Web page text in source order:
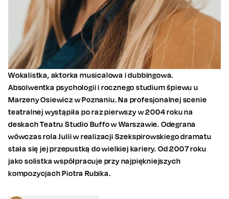
Wokalistka, aktorka musicalowa i dubbingowa.
Absolwentka psychologii i rocznego studium śpiewu u
Marzeny Osiewicz w Poznaniu. Na profesjonalnej scenie
teatralnej wystąpiła po raz pierwszy w 2004 roku na
deskach Teatru Studio Buffo w Warszawie. Odegrana
wówczas rola Julii w realizacji Szekspirowskiego dramatu
stała się jej przepustką do wielkiej kariery. Od 2007 roku
jako solistka współpracuje przy najpiękniejszych
kompozycjach Piotra Rubika.